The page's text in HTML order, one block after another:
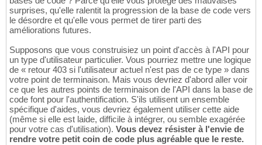
surprises, qu'elle ralentit la progression de la base de code vers
le désordre et qu'elle vous permet de tirer parti des
améliorations futures.
Supposons que vous construisiez un point d'accès à l'API pour
un type d'utilisateur particulier. Vous pourriez mettre une logique
de « retour 403 si l'utilisateur actuel n'est pas de ce type » dans
votre point de terminaison. Mais vous devriez d'abord aller voir
ce que les autres points de terminaison de l'API dans la base de
code font pour l'authentification. S'ils utilisent un ensemble
spécifique d'aides, vous devriez également utiliser cette aide
(même si elle est laide, difficile à intégrer, ou semble exagérée
pour votre cas d'utilisation). Vous devez résister à l'envie de
rendre votre petit coin de code plus agréable que le reste.